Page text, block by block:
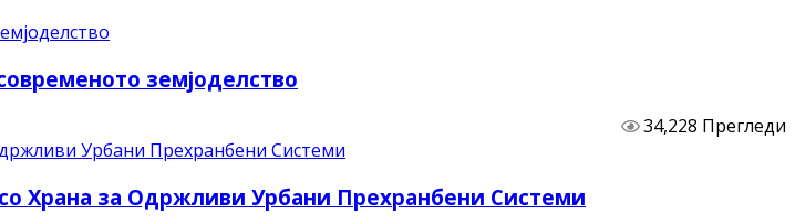
земјоделство
34,228 Прегледи
Храна за Одржливи Урбани Прехранбени Системи